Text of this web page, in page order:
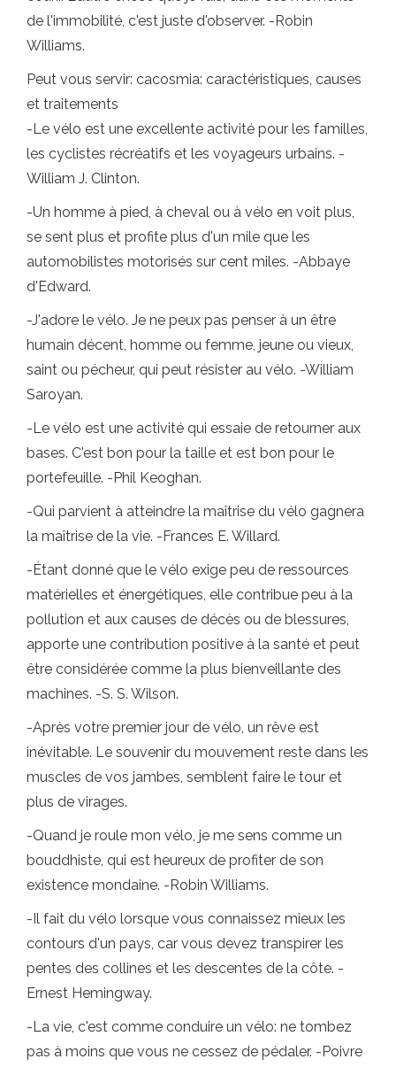
de l'immobilité, c'est juste d'observer. -Robin
Williams.
Peut vous servir: cacosmia: caractéristiques, causes
et traitements
-Le vélo est une excellente activité pour les familles,
les cyclistes récréatifs et les voyageurs urbains. -
William J. Clinton.
-Un homme à pied, à cheval ou à vélo en voit plus,
se sent plus et profite plus d'un mile que les
automobilistes motorisés sur cent miles. -Abbaye
d'Edward.
-J'adore le vélo. Je ne peux pas penser à un être
humain décent, homme ou femme, jeune ou vieux,
saint ou pécheur, qui peut résister au vélo. -William
Saroyan.
-Le vélo est une activité qui essaie de retourner aux
bases. C'est bon pour la taille et est bon pour le
portefeuille. -Phil Keoghan.
-Qui parvient à atteindre la maîtrise du vélo gagnera
la maîtrise de la vie. -Frances E. Willard.
-Étant donné que le vélo exige peu de ressources
matérielles et énergétiques, elle contribue peu à la
pollution et aux causes de décès ou de blessures,
apporte une contribution positive à la santé et peut
être considérée comme la plus bienveillante des
machines. -S. S. Wilson.
-Après votre premier jour de vélo, un rêve est
inévitable. Le souvenir du mouvement reste dans les
muscles de vos jambes, semblent faire le tour et
plus de virages.
-Quand je roule mon vélo, je me sens comme un
bouddhiste, qui est heureux de profiter de son
existence mondaine. -Robin Williams.
-Il fait du vélo lorsque vous connaissez mieux les
contours d'un pays, car vous devez transpirer les
pentes des collines et les descentes de la côte. -
Ernest Hemingway.
-La vie, c'est comme conduire un vélo: ne tombez
pas à moins que vous ne cessez de pédaler. -Poivre